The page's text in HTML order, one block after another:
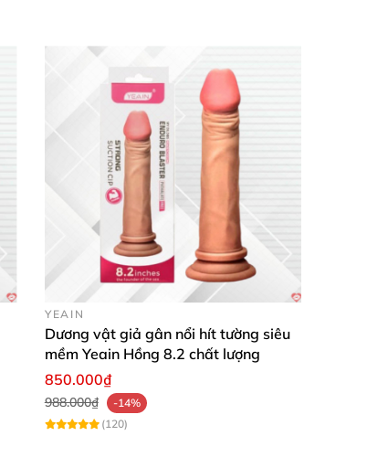
YEAIN
Dương vật giả gân nổi hít tường siêu
mềm Yeain Hồng 8.2 chất lượng
850.000₫
988.000₫
-14%
(120)